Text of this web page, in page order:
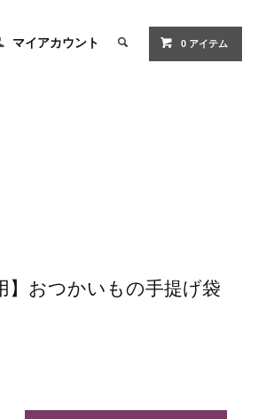
マイアカウント 0 アイテム
】おつかいもの手提げ袋